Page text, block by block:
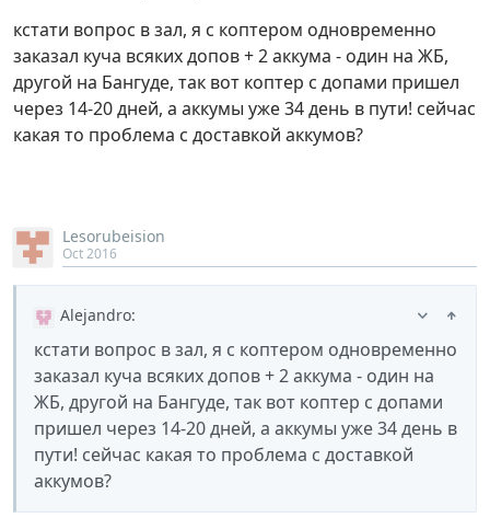
кстати вопрос в зал, я с коптером одновременно
заказал куча всяких допов + 2 аккума - один на ЖБ,
другой на Бангуде, так вот коптер с допами пришел
через 14-20 дней, а аккумы уже 34 день в пути! сейчас
какая то проблема с доставкой аккумов?
Lesorubeision
Oct 2016
Alejandro:
кстати вопрос в зал, я с коптером одновременно
заказал куча всяких допов + 2 аккума - один на
ЖБ, другой на Бангуде, так вот коптер с допами
пришел через 14-20 дней, а аккумы уже 34 день в
пути! сейчас какая то проблема с доставкой
аккумов?